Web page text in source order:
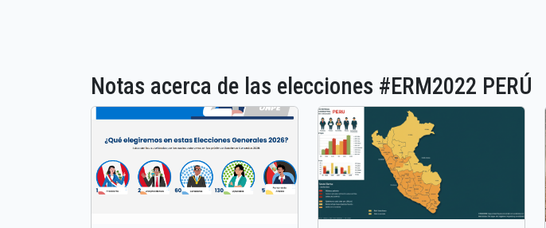
Notas acerca de las elecciones #ERM2022 PERÚ